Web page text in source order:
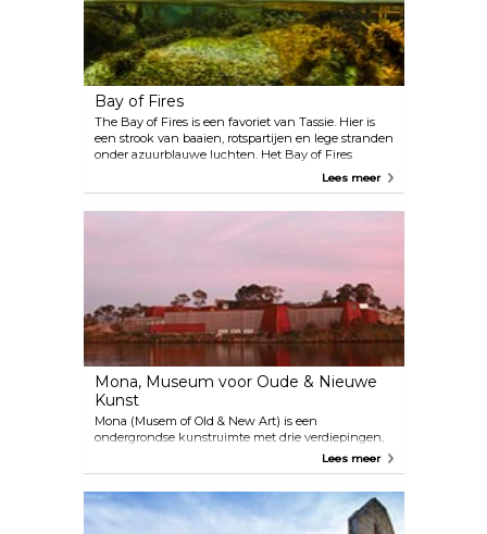
Bay of Fires
The Bay of Fires is een favoriet van Tassie. Hier is
een strook van baaien, rotspartijen en lege stranden
onder azuurblauwe luchten. Het Bay of Fires
Conservation Area heeft schone witte stranden,
onderwatergrotten en een overvloed aan zeeleven.
Lees meer
Mona, Museum voor Oude & Nieuwe
Kunst
Mona (Musem of Old & New Art) is een
ondergrondse kunstruimte met drie verdiepingen,
uitgegraven in een zandstenen rotswand onder
een omringende wijngaard. Het grootste
onconventionele en uitdagende curatoriële aanpak,
maakt Mona tot een must voor elke bezoeker in
Lees meer